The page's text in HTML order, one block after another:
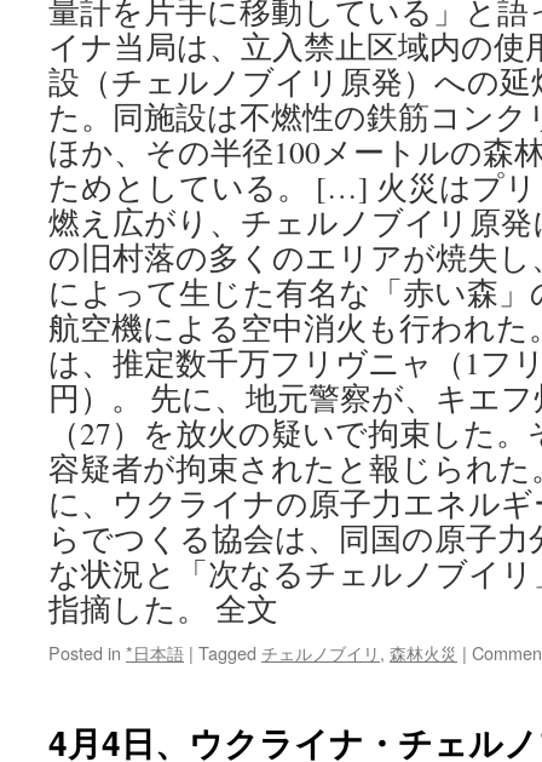
量計を片手に移動している」と
イナ当局は、立入禁止区域内の使
設（チェルノブイリ原発）への
た。同施設は不燃性の鉄筋コン
ほか、その半径100メートルの森
ためとしている。 […] 火災はプ
燃え広がり、チェルノブイリ原
の旧村落の多くのエリアが焼失し
によって生じた有名な「赤い森
航空機による空中消火も行われた
は、推定数千万フリヴニャ（1フ
円）。 先に、地元警察が、キエ
（27）を放火の疑いで拘束した
容疑者が拘束されたと報じられ
に、ウクライナの原子力エネル
らでつくる協会は、同国の原子
な状況と「次なるチェルノブイ
指摘した。 全文
Posted in *日本語 | Tagged チェルノブイリ, 森林火災 |
4月4日、ウクライナ・チェル